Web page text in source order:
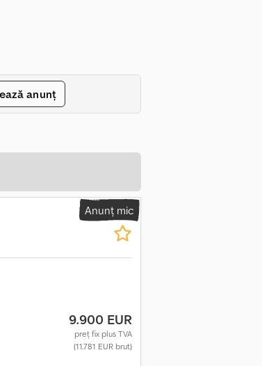
anunț
Anunț mic
9.900 EUR
preț fix plus TVA
(11.781 EUR brut)